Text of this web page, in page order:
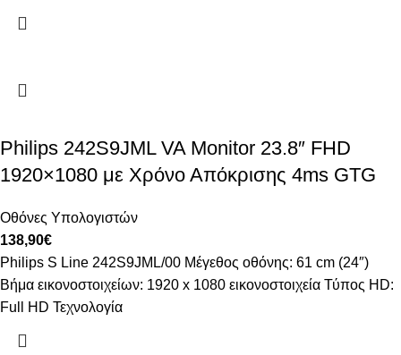
Philips 242S9JML VA Monitor 23.8″ FHD
1920×1080 με Χρόνο Απόκρισης 4ms GTG
Οθόνες Υπολογιστών
138,90€
Philips S Line 242S9JML/00 Μέγεθος οθόνης: 61 cm (24″)
Βήμα εικονοστοιχείων: 1920 x 1080 εικονοστοιχεία Τύπος HD:
Full HD Τεχνολογία